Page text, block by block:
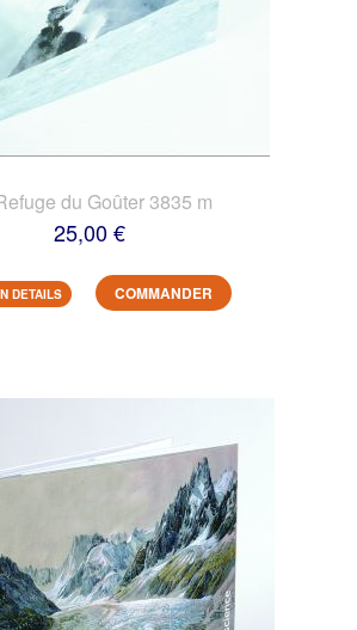
du Goûter 3835 m
25,00 €
DETAILS COMMANDER